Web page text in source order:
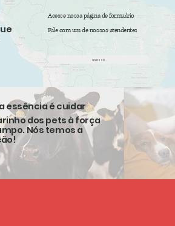
Acesse nossa página de formuário
Fale com um de nossos atendentes
acesse
essência é cuidar
dos pets à força
Nós temos a